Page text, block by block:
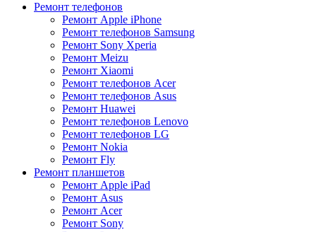
Ремонт телефонов
Ремонт Apple iPhone
Ремонт телефонов Samsung
Ремонт Sony Xperia
Ремонт Meizu
Ремонт Xiaomi
Ремонт телефонов Acer
Ремонт телефонов Asus
Ремонт Huawei
Ремонт телефонов Lenovo
Ремонт телефонов LG
Ремонт Nokia
Ремонт Fly
Ремонт планшетов
Ремонт Apple iPad
Ремонт Asus
Ремонт Acer
Ремонт Sony